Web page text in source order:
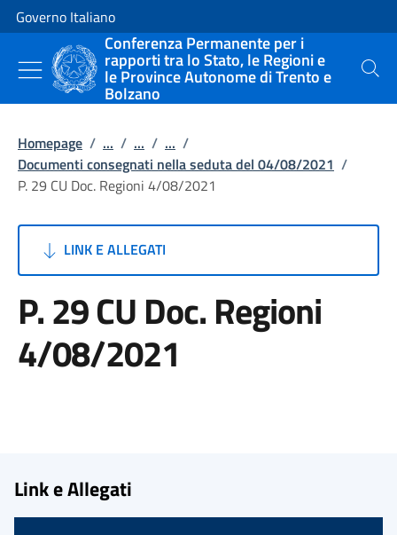
Vai al contenuto
Vai alla navigazione del sito
Governo Italiano
Conferenza Permanente per i
rapporti tra lo Stato, le Regioni e
le Province Autonome di Trento e
Bolzano
Cerca
Homepage / ... / ... / ... /
Documenti consegnati nella seduta del 04/08/2021 /
P. 29 CU Doc. Regioni 4/08/2021
LINK E ALLEGATI
P. 29 CU Doc. Regioni
4/08/2021
Link e Allegati